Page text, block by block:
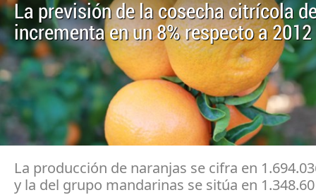
La previsión de la cosecha citrícola
incrementa en un 8% respecto a 2012
La producción de naranjas se cifra en
y la del grupo mandarinas se sitúa en